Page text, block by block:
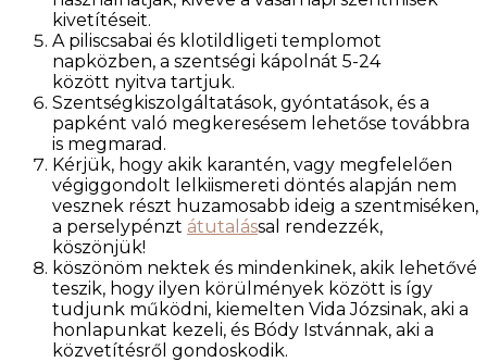
kivetítéseit.
A piliscsabai és klotildligeti templomot
napközben, a szentségi kápolnát 5-24
között nyitva tartjuk.
Szentségkiszolgáltatások, gyóntatások, és a
papként való megkeresésem lehetőse továbbra
is megmarad.
Kérjük, hogy akik karantén, vagy megfelelően
végiggondolt lelkiismereti döntés alapján nem
vesznek részt huzamosabb ideig a szentmiséken,
a perselypénzt átutalással rendezzék,
köszönjük!
köszönöm nektek és mindenkinek, akik lehetővé
teszik, hogy ilyen körülmények között is így
tudjunk működni, kiemelten Vida Józsinak, aki a
honlapunkat kezeli, és Bódy Istvánnak, aki a
közvetítésről gondoskodik.